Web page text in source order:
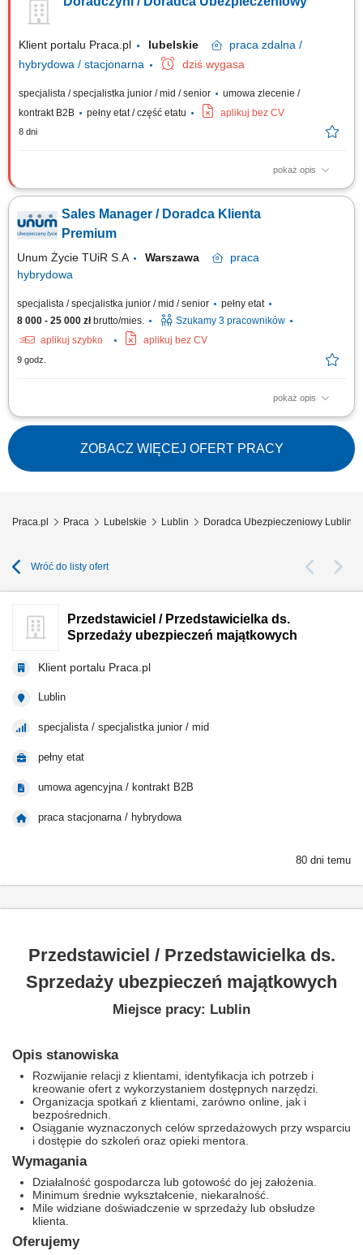
życie, majątkowe, grupowe). Będziesz przygotowywać oferty
ubezpieczeniowe i prowadzić spotkania z klientami. Twoim zadaniem
Klient portalu Praca.pl lubelskie praca zdalna /
hybrydowa / stacjonarna
dziś wygasa
specjalista / specjalistka junior / mid / senior
umowa zlecenie /
kontrakt B2B
pełny etat / część etatu aplikuj bez CV
8 dni
pokaż opis
Aktywne pozyskiwanie klientów i sprzedaż produktów
Przygotowywanie ofert i prowadzenie spotkań sprzedażowych. Analiza
potrzeb klienta i rekomendowanie dopasowanych rozwiązań. Budowanie
Sales Manager / Doradca Klienta
Premium
Unum Życie TUiR S.A Warszawa
praca
hybrydowa
specjalista / specjalistka junior / mid / senior
pełny etat
8 000 - 25 000 złbrutto/mies.
Szukamy 3 pracowników
aplikuj szybko
aplikuj bez CV
9 godz.
pokaż opis
Co będziesz robić? prowadzić spotkania z klientami indywidualnymi i
biznesowymi; analizować potrzeby klientów i dobierać rozwiązania
finansowe; rozwijać własny portfel klientów; budować długofalowe relacje
oparte na zaufaniu; rozwijać własny biznes pod marką Unum; Kogo
szukamy? osób...
ZOBACZ WIĘCEJ OFERT PRACY
Praca.pl Praca Lubelskie Lublin Doradca Ubezpieczeniowy Lublin
Wróć do listy ofert
Przedstawiciel / Przedstawicielka ds.
Sprzedaży ubezpieczeń majątkowych
Klient portalu Praca.pl
Lublin
specjalista / specjalistka junior / mid
pełny etat
umowa agencyjna / kontrakt B2B
praca stacjonarna / hybrydowa
80 dni temu
Przedstawiciel / Przedstawicielka ds.
Sprzedaży ubezpieczeń majątkowych
Miejsce pracy: Lublin
Opis stanowiska
Rozwijanie relacji z klientami, identyfikacja ich potrzeb i
kreowanie ofert z wykorzystaniem dostępnych narzędzi.
Organizacja spotkań z klientami, zarówno online, jak i
bezpośrednich.
Osiąganie wyznaczonych celów sprzedażowych przy wsparciu
i dostępie do szkoleń oraz opieki mentora.
Wymagania
Działalność gospodarcza lub gotowość do jej założenia.
Minimum średnie wykształcenie, niekaralność.
Mile widziane doświadczenie w sprzedaży lub obsłudze
klienta.
Oferujemy